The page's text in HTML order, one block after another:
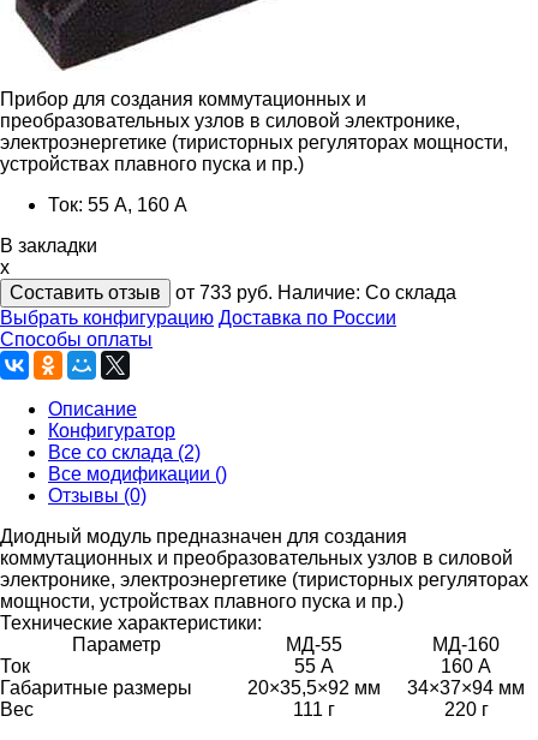
Прибор для создания коммутационных и
преобразовательных узлов в силовой электронике,
электроэнергетике (тиристорных регуляторах мощности,
устройствах плавного пуска и пр.)
Ток: 55 А, 160 А
В закладки
x
Составить отзыв
от 733 руб. Наличие: Со склада
Выбрать конфигурацию Доставка по России
Способы оплаты
Описание
Конфигуратор
Все со склада (2)
Все модификации ()
Отзывы (0)
Диодный модуль предназначен для создания
коммутационных и преобразовательных узлов в силовой
электронике, электроэнергетике (тиристорных регуляторах
мощности, устройствах плавного пуска и пр.)
Технические характеристики:
Параметр
МД-55
МД-160
Ток
55 А
160 А
Габаритные размеры
20×35,5×92 мм
34×37×94 мм
Вес
111 г 220 г